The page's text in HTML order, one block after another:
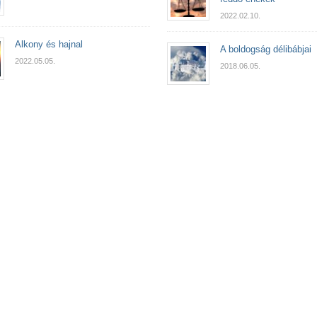
Alkony és hajnal
2022.05.05.
2022.02.10.
A boldogság délibábjai
2018.06.05.